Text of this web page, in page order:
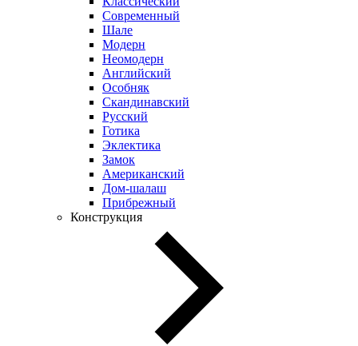
Современный
Шале
Модерн
Неомодерн
Английский
Особняк
Скандинавский
Русский
Готика
Эклектика
Замок
Американский
Дом-шалаш
Прибрежный
Конструкция